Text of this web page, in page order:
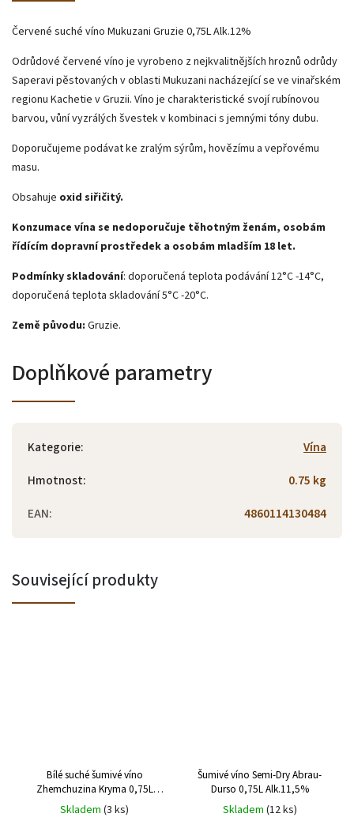
Červené suché víno Mukuzani Gruzie 0,75L Alk.12%
Odrůdové červené víno je vyrobeno z nejkvalitnějších hroznů odrůdy
Saperavi pěstovaných v oblasti Mukuzani nacházející se ve vinařském
regionu Kachetie v Gruzii. Víno je charakteristické svojí rubínovou
barvou, vůní vyzrálých švestek v kombinaci s jemnými tóny dubu.
Doporučujeme podávat ke zralým sýrům, hovězímu a vepřovému
masu.
Obsahuje oxid siřičitý.
Konzumace vína se nedoporučuje těhotným ženám, osobám
řídícím dopravní prostředek a osobám mladším 18 let.
Podmínky skladování: doporučená teplota podávání 12°C -14°C,
doporučená teplota skladování 5°C -20°C.
Země původu: Gruzie.
Doplňkové parametry
Kategorie:
Vína
Hmotnost:
0.75 kg
EAN: 4860114130484
Související produkty
Bílé suché šumivé víno
Zhemchuzina Kryma 0,75L
Alk.12,5%
Skladem (3 ks)
Šumivé víno Semi-Dry Abrau-
Durso 0,75L Alk.11,5%
Skladem (12 ks)